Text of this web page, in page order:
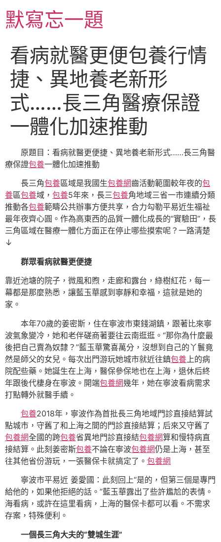
至
主默寫忘一題
看病就醫更便包養行情
捷、異地養老新形
式……長三角醫療保證
一體化加速推動
原題目：看病就醫更便捷、異地養老新形式……長三角醫
療保證包養一體化加速推動
長三角包養區域是我國生包養網齒活動範圍較年夜的包
養區包養域， 包養5年來，長三包養角地域三省一市連續分類
推動各包養範疇公共辦事方便共享，合力勾勒平易近生福祉
最年夜齊心圓。作為高東西的品質一體化成長的“實驗田”，長
三角區域在醫療一體化方面正在停止哪些摸索呢？一路清楚
↓
群眾看病就醫更便捷
靠近池塘的院子，微風和煦，走廊和露台，綠樹紅花，每一
幕都是那麼熟悉，讓藍玉華感到寧靜和幸福，這就是她的
家。
本年70歲的姜密斯，住在寧波市東錢湖鎮，跟著比來寧
波氣象變冷，她和老伴磋商著要往云南逛逛。“那你為什麼最
後把自己賣為奴隸？”藍玉華驚喜萬分，沒想到自己的丫鬟竟
然是師父的女兒。每次出門游玩她城市就近往鎮包養 上的病
院配些藥。她誕生在上海，醫保參保地也在上海，退休后終
年跟後代棲身在寧波。開端包養網幾年，她在寧波看病需求
打點轉外就醫手續。
包養2018年，寧波作為首批長三角地域門診直接結算試
點城市，守舊了和上海之間的門診直接結算；后來又守舊了
包養網全國的跨包養省異地門診直接結包養網算和慢特病直
接結算。此刻姜密斯包養不論在寧波包養網仍是上海，甚至
往其他省份游玩，一張醫保卡就搞定了。 包養網
寧波市平易近 姜愛國：此刻回上“是的，但第三個是專門
給他的，如果他拒絕的話。”藍玉華露出了些許尷尬的表情。
海看病，或許在這里看病，上海的醫保卡都可以看。不需求
存案，特殊便利。
一個長三角大夫的“雙城生涯”